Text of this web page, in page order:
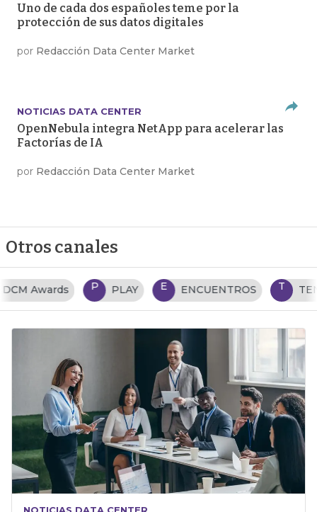
Uno de cada dos españoles teme por la
protección de sus datos digitales
por Redacción Data Center Market
NOTICIAS DATA CENTER
OpenNebula integra NetApp para acelerar las
Factorías de IA
por Redacción Data Center Market
Otros canales
P PLAY E ENCUENTROS T TENDENCIAS TI
NOTICIAS DATA CENTER